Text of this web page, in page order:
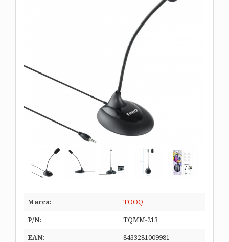
Marca: TOOQ
P/N: TQMM-213
EAN: 8433281009981